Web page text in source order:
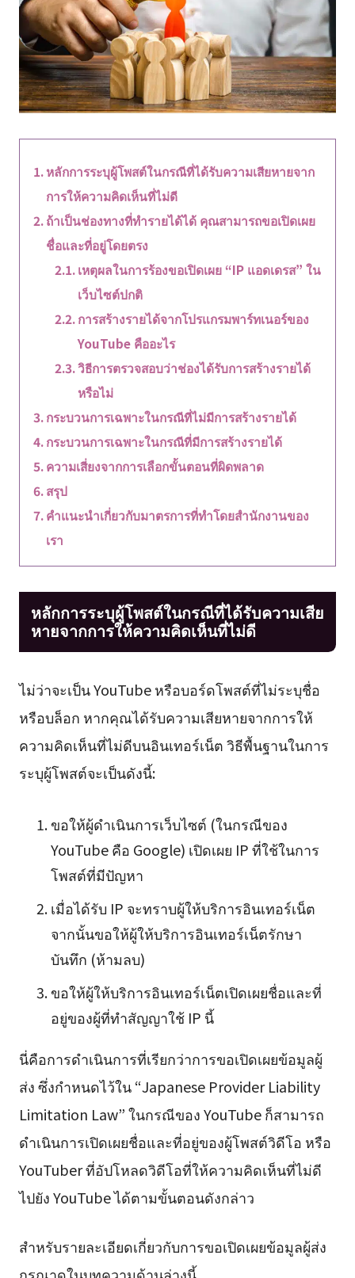
หลักการระบุผู้โพสต์ในกรณีที่ได้รับความเสียหายจาก
การให้ความคิดเห็นที่ไม่ดี
ถ้าเป็นช่องทางที่ทำรายได้ได้ คุณสามารถขอเปิดเผย
ชื่อและที่อยู่โดยตรง
เหตุผลในการร้องขอเปิดเผย “IP แอดเดรส” ใน
เว็บไซต์ปกติ
การสร้างรายได้จากโปรแกรมพาร์ทเนอร์ของ
YouTube คืออะไร
วิธีการตรวจสอบว่าช่องได้รับการสร้างรายได้
หรือไม่
กระบวนการเฉพาะในกรณีที่ไม่มีการสร้างรายได้
กระบวนการเฉพาะในกรณีที่มีการสร้างรายได้
ความเสี่ยงจากการเลือกขั้นตอนที่ผิดพลาด
สรุป
คำแนะนำเกี่ยวกับมาตรการที่ทำโดยสำนักงานของ
เรา
หลักการระบุผู้โพสต์ในกรณีที่ได้รับความเสีย
หายจากการให้ความคิดเห็นที่ไม่ดี
ไม่ว่าจะเป็น YouTube หรือบอร์ดโพสต์ที่ไม่ระบุชื่อ
หรือบล็อก หากคุณได้รับความเสียหายจากการให้
ความคิดเห็นที่ไม่ดีบนอินเทอร์เน็ต วิธีพื้นฐานในการ
ระบุผู้โพสต์จะเป็นดังนี้:
ขอให้ผู้ดำเนินการเว็บไซต์ (ในกรณีของ
YouTube คือ Google) เปิดเผย IP ที่ใช้ในการ
โพสต์ที่มีปัญหา
เมื่อได้รับ IP จะทราบผู้ให้บริการอินเทอร์เน็ต
จากนั้นขอให้ผู้ให้บริการอินเทอร์เน็ตรักษา
บันทึก (ห้ามลบ)
ขอให้ผู้ให้บริการอินเทอร์เน็ตเปิดเผยชื่อและที่
อยู่ของผู้ที่ทำสัญญาใช้ IP นี้
นี่คือการดำเนินการที่เรียกว่าการขอเปิดเผยข้อมูลผู้
ส่ง ซึ่งกำหนดไว้ใน “Japanese Provider Liability
Limitation Law” ในกรณีของ YouTube ก็สามารถ
ดำเนินการเปิดเผยชื่อและที่อยู่ของผู้โพสต์วิดีโอ หรือ
YouTuber ที่อัปโหลดวิดีโอที่ให้ความคิดเห็นที่ไม่ดี
ไปยัง YouTube ได้ตามขั้นตอนดังกล่าว
สำหรับรายละเอียดเกี่ยวกับการขอเปิดเผยข้อมูลผู้ส่ง